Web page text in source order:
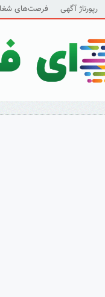
رپورتاژ آگهی فرصت‌های